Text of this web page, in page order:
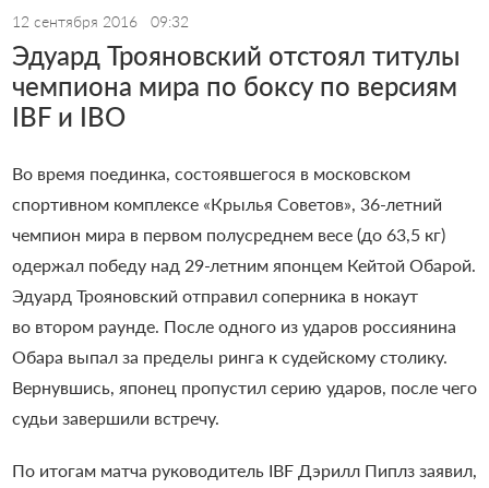
12 сентября 2016 09:32
Эдуард Трояновский отстоял титулы
чемпиона мира по боксу по версиям
IBF и IBO
Во время поединка, состоявшегося в московском
спортивном комплексе «Крылья Советов», 36-летний
чемпион мира в первом полусреднем весе (до 63,5 кг)
одержал победу над 29-летним японцем Кейтой Обарой.
Эдуард Трояновский отправил соперника в нокаут
во втором раунде. После одного из ударов россиянина
Обара выпал за пределы ринга к судейскому столику.
Вернувшись, японец пропустил серию ударов, после чего
судьи завершили встречу.
По итогам матча руководитель IBF Дэрилл Пиплз заявил,